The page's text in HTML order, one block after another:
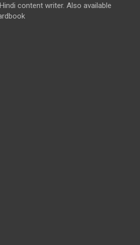
content writer. Also available